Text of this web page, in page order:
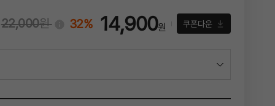
22,000원 32% 14,900원 쿠폰다운